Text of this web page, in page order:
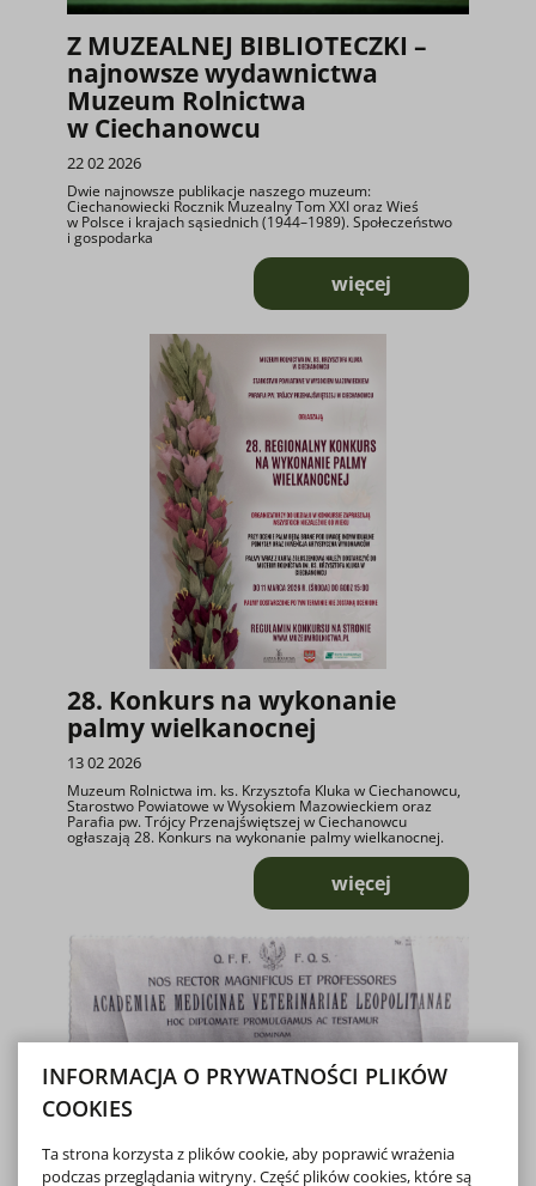
Z MUZEALNEJ BIBLIOTECZKI –
najnowsze wydawnictwa
Muzeum Rolnictwa
w Ciechanowcu
22 02 2026
Dwie najnowsze publikacje naszego muzeum:
Ciechanowiecki Rocznik Muzealny Tom XXI oraz Wieś
w Polsce i krajach sąsiednich (1944–1989). Społeczeństwo
i gospodarka
więcejo Z MUZEALNEJ
28. Konkurs na wykonanie
palmy wielkanocnej
13 02 2026
Muzeum Rolnictwa im. ks. Krzysztofa Kluka w Ciechanowcu,
Starostwo Powiatowe w Wysokiem Mazowieckiem oraz
Parafia pw. Trójcy Przenajświętszej w Ciechanowcu
ogłaszają 28. Konkurs na wykonanie palmy wielkanocnej.
więcejo 28. Konkurs na
INFORMACJA O PRYWATNOŚCI PLIKÓW
COOKIES
Ta strona korzysta z plików cookie, aby poprawić wrażenia
podczas przeglądania witryny. Część plików cookies, które są